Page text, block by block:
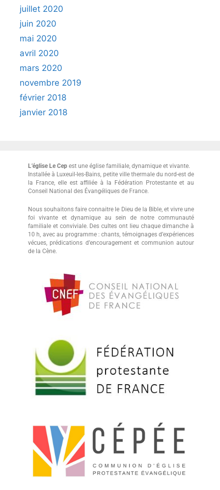
juillet 2020
juin 2020
mai 2020
avril 2020
mars 2020
novembre 2019
février 2018
janvier 2018
L’église Le Cep est une église familiale, dynamique et vivante.
Installée à Luxeuil-les-Bains, petite ville thermale du nord-est de
la France, elle est affiliée à la Fédération Protestante et au
Conseil National des Évangéliques de France.
Nous souhaitons faire connaitre le Dieu de la Bible, et vivre une
foi vivante et dynamique au sein de notre communauté
familiale et conviviale. Des cultes ont lieu chaque dimanche à
10 h, avec au programme : chants, témoignages d’expériences
vécues, prédications d’encouragement et communion autour
de la Cène.